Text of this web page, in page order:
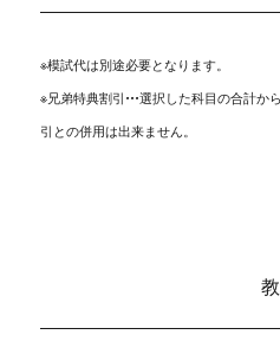
※模試代は別途必要となります。
※兄弟特典割引•••選択した科目の合計か
引との併用は出来ません。